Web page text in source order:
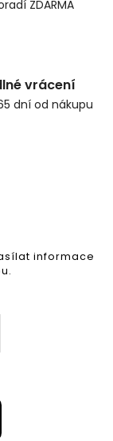
ZDARMA
vrácení
dní od nákupu
informace